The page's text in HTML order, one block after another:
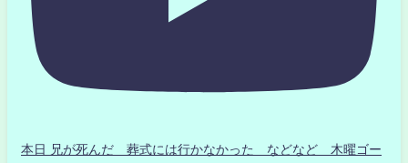
本日 兄が死んだ 葬式には行かなかった などなど 木曜ゴー